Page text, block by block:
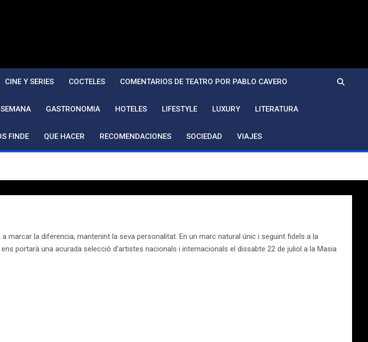
CINE Y SERIES COCTELES COMENTARIOS DE TEATRO POR PABLO CAVERO
GASTRONOMIA HOTELES LIFESTYLE LUXURY LITERATURA
FINDE QUE HACER RECOMENDACIONES SOCIEDAD VIAJES
marcar la diferencia, mantenint la seva personalitat. En un marc natural únic i seguint fidels a la
portarà una acurada selecció d’artistes nacionals i internacionals el dissabte 22 de juliol a la Masia